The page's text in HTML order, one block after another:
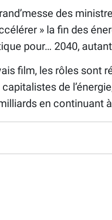
des
» la fin des
pour… 2040,
film, les rôles sont
de
en continuant